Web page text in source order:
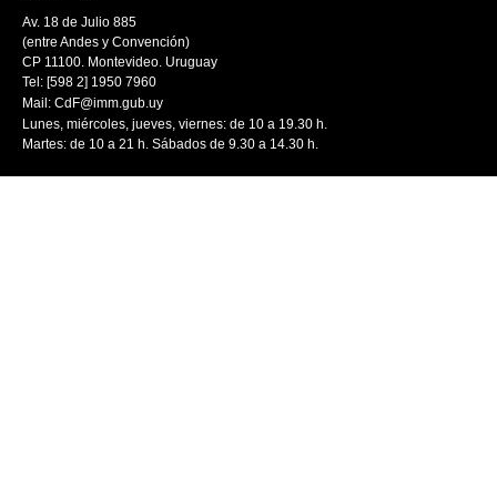
Av. 18 de Julio 885
(entre Andes y Convención)
CP 11100. Montevideo. Uruguay
Tel: [598 2] 1950 7960
Mail: CdF@imm.gub.uy
Lunes, miércoles, jueves, viernes: de 10 a 19.30 h.
Martes: de 10 a 21 h. Sábados de 9.30 a 14.30 h.